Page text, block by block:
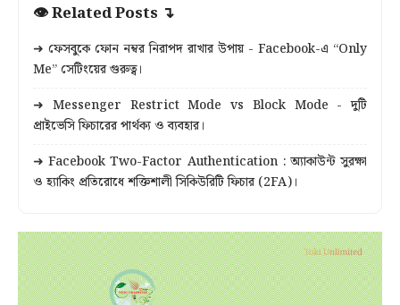
👁 Related Posts ↴
➜ ফেসবুকে ফোন নম্বর নিরাপদ রাখার উপায় - Facebook-এ “Only
Me” সেটিংয়ের গুরুত্ব।
➜ Messenger Restrict Mode vs Block Mode - দুটি
প্রাইভেসি ফিচারের পার্থক্য ও ব্যবহার।
➜ Facebook Two-Factor Authentication : অ্যাকাউন্ট সুরক্ষা
ও হ্যাকিং প্রতিরোধে শক্তিশালী সিকিউরিটি ফিচার (2FA)।